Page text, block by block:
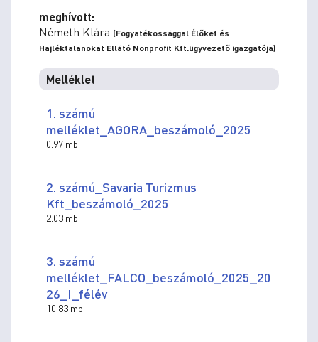
meghívott:
Németh Klára (Fogyatékossággal Élőket és
Hajléktalanokat Ellátó Nonprofit Kft.ügyvezető igazgatója)
Melléklet
1. számú
melléklet_AGORA_beszámoló_2025
0.97 mb
2. számú_Savaria Turizmus
Kft_beszámoló_2025
2.03 mb
3. számú
melléklet_FALCO_beszámoló_2025_20
26_I_félév
10.83 mb